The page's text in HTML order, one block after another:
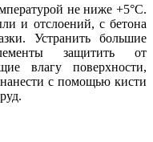
не ниже +5°С.
и отслоений, с бетона
Устранить большие
защитить от
влагу поверхности,
с помощью кисти